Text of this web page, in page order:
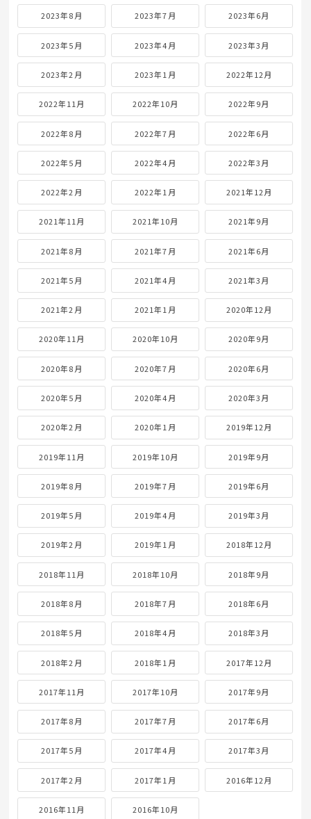
2023年8月 2023年7月 2023年6月
2023年5月 2023年4月 2023年3月
2023年2月 2023年1月 2022年12月
2022年11月 2022年10月 2022年9月
2022年8月 2022年7月 2022年6月
2022年5月 2022年4月 2022年3月
2022年2月 2022年1月 2021年12月
2021年11月 2021年10月 2021年9月
2021年8月 2021年7月 2021年6月
2021年5月 2021年4月 2021年3月
2021年2月 2021年1月 2020年12月
2020年11月 2020年10月 2020年9月
2020年8月 2020年7月 2020年6月
2020年5月 2020年4月 2020年3月
2020年2月 2020年1月 2019年12月
2019年11月 2019年10月 2019年9月
2019年8月 2019年7月 2019年6月
2019年5月 2019年4月 2019年3月
2019年2月 2019年1月 2018年12月
2018年11月 2018年10月 2018年9月
2018年8月 2018年7月 2018年6月
2018年5月 2018年4月 2018年3月
2018年2月 2018年1月 2017年12月
2017年11月 2017年10月 2017年9月
2017年8月 2017年7月 2017年6月
2017年5月 2017年4月 2017年3月
2017年2月 2017年1月 2016年12月
2016年11月 2016年10月